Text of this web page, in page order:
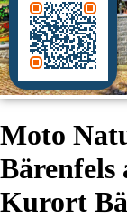
Moto
Bärenfels
Kurort